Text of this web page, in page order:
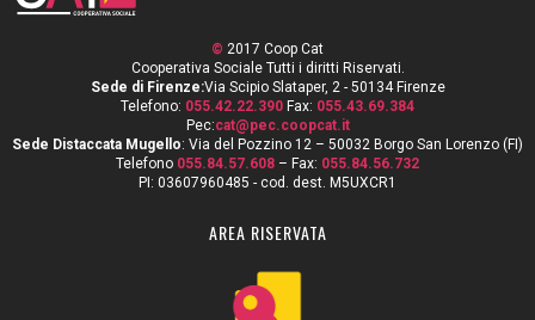
© 2017 Coop Cat
Cooperativa Sociale Tutti i diritti Riservati.
Sede di Firenze:Via Scipio Slataper, 2 - 50134 Firenze
Telefono: 055.42.22.390 Fax: 055.43.69.384
Pec:cat@pec.coopcat.it
Sede Distaccata Mugello: Via del Pozzino 12 – 50032 Borgo San Lorenzo (FI)
Telefono 055.84.57.608 – Fax: 055.84.56.732
PI: 03607960485 - cod. dest. M5UXCR1
AREA RISERVATA